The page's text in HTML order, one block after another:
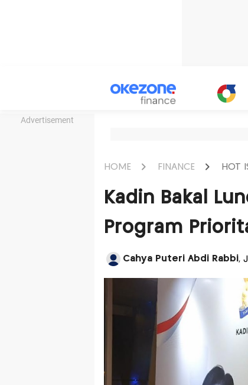
Advertisement
HOME FINANCE HOT
Kadin Bakal
Program
Cahya Puteri Abdi Rabbi,